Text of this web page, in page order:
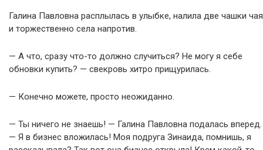
Галина Павловна расплылась в улыбке, налила две чашки чая
и торжественно села напротив.
— А что, сразу что-то должно случиться? Не могу я себе
обновки купить? — свекровь хитро прищурилась.
— Конечно можете, просто неожиданно.
— Ты ничего не знаешь! — Галина Павловна подалась вперед.
— Я в бизнес вложилась! Моя подруга Зинаида, помнишь, я